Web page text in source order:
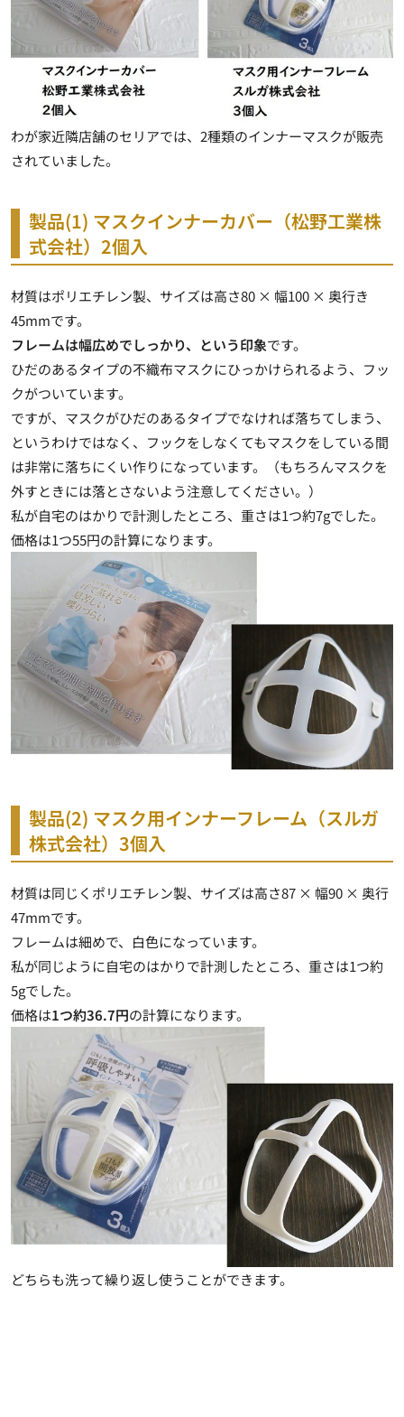
わが家近隣店舗のセリアでは、2種類のインナーマスクが販売
されていました。
製品(1) マスクインナーカバー（松野工業株
式会社）2個入
材質はポリエチレン製、サイズは高さ80 × 幅100 × 奥行き
45mmです。
フレームは幅広めでしっかり、という印象です。
ひだのあるタイプの不織布マスクにひっかけられるよう、フッ
クがついています。
ですが、マスクがひだのあるタイプでなければ落ちてしまう、
というわけではなく、フックをしなくてもマスクをしている間
は非常に落ちにくい作りになっています。（もちろんマスクを
外すときには落とさないよう注意してください。）
私が自宅のはかりで計測したところ、重さは1つ約7gでした。
価格は1つ55円の計算になります。
製品(2) マスク用インナーフレーム（スルガ
株式会社）3個入
材質は同じくポリエチレン製、サイズは高さ87 × 幅90 × 奥行
47mmです。
フレームは細めで、白色になっています。
私が同じように自宅のはかりで計測したところ、重さは1つ約
5gでした。
価格は1つ約36.7円の計算になります。
どちらも洗って繰り返し使うことができます。